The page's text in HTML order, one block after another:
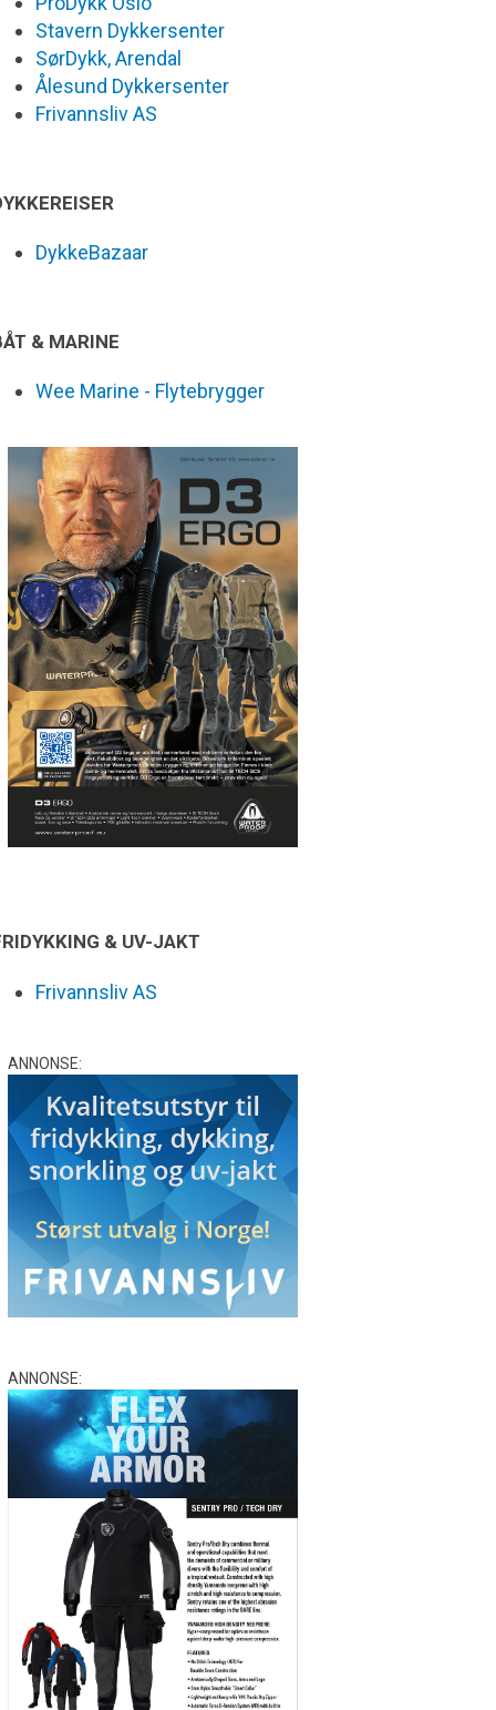
Stavern Dykkersenter
SørDykk, Arendal
Ålesund Dykkersenter
Frivannsliv AS
DykkeBazaar
& MARINE
Wee Marine - Flytebrygger
& UV-JAKT
Frivannsliv AS
ANNONSE:
ANNONSE: